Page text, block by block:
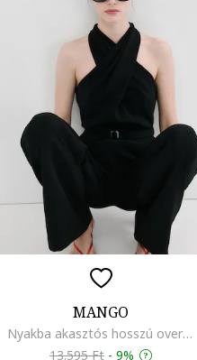
MANGO
Nyakba akasztós hosszú overál, Fekete
13.595 Ft - 9%